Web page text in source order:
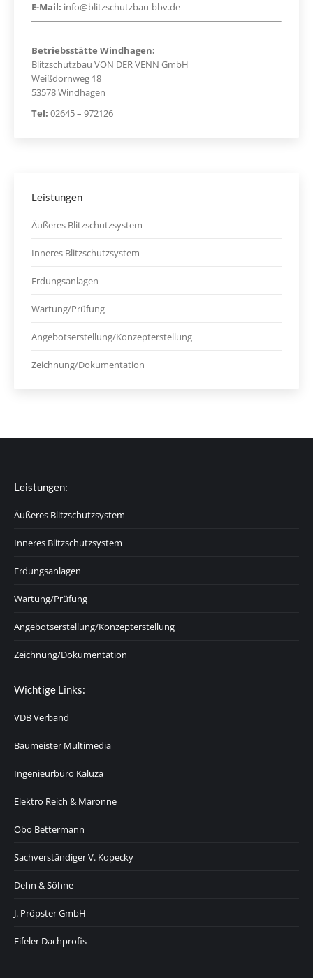
E-Mail: info@blitzschutzbau-bbv.de
Betriebsstätte Windhagen:
Blitzschutzbau VON DER VENN GmbH
Weißdornweg 18
53578 Windhagen
Tel: 02645 – 972126
Leistungen
Äußeres Blitzschutzsystem
Inneres Blitzschutzsystem
Erdungsanlagen
Wartung/Prüfung
Angebotserstellung/Konzepterstellung
Zeichnung/Dokumentation
Leistungen:
Äußeres Blitzschutzsystem
Inneres Blitzschutzsystem
Erdungsanlagen
Wartung/Prüfung
Angebotserstellung/Konzepterstellung
Zeichnung/Dokumentation
Wichtige Links:
VDB Verband
Baumeister Multimedia
Ingenieurbüro Kaluza
Elektro Reich & Maronne
Obo Bettermann
Sachverständiger V. Kopecky
Dehn & Söhne
J. Pröpster GmbH
Eifeler Dachprofis